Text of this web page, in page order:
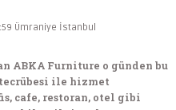
Ümraniye İstanbul
ABKA Furniture o günden bu
ile hizmet
cafe, restoran, otel gibi